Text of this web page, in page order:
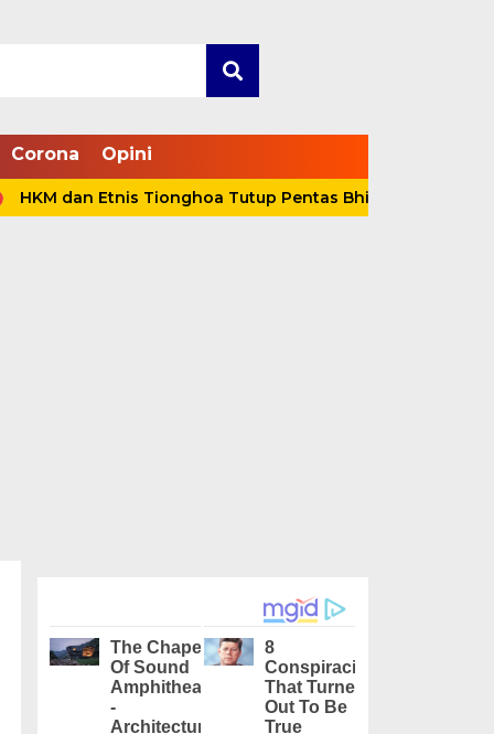
Corona Opini
Etnis Tionghoa Tutup Pentas Bhineka Kebangsaan,